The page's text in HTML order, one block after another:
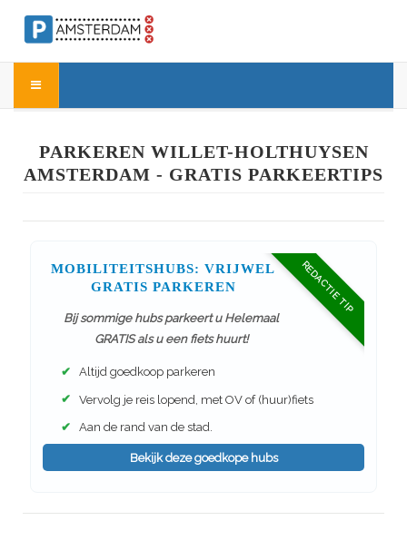
PARKEREN WILLET-HOLTHUYSEN
AMSTERDAM - GRATIS PARKEERTIPS
REDACTIE TIP
MOBILITEITSHUBS: VRIJWEL
GRATIS PARKEREN
Bij sommige hubs parkeert u Helemaal
GRATIS als u een fiets huurt!
✔ Altijd goedkoop parkeren
✔ Vervolg je reis lopend, met OV of (huur)fiets
✔ Aan de rand van de stad.
Bekijk deze goedkope hubs